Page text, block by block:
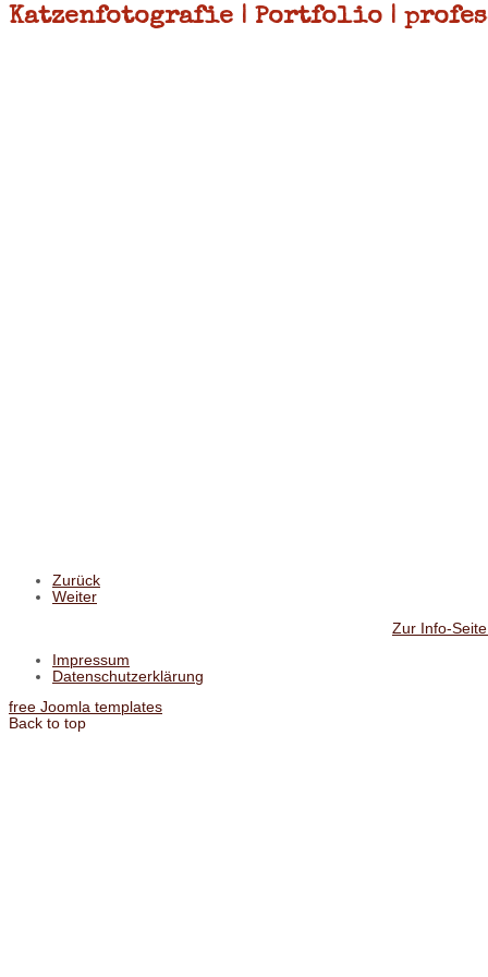
Katzenfotografie | Portfolio |
Zurück
Weiter
Zur Info-
Impressum
Datenschutzerklärung
free Joomla templates
Back to top